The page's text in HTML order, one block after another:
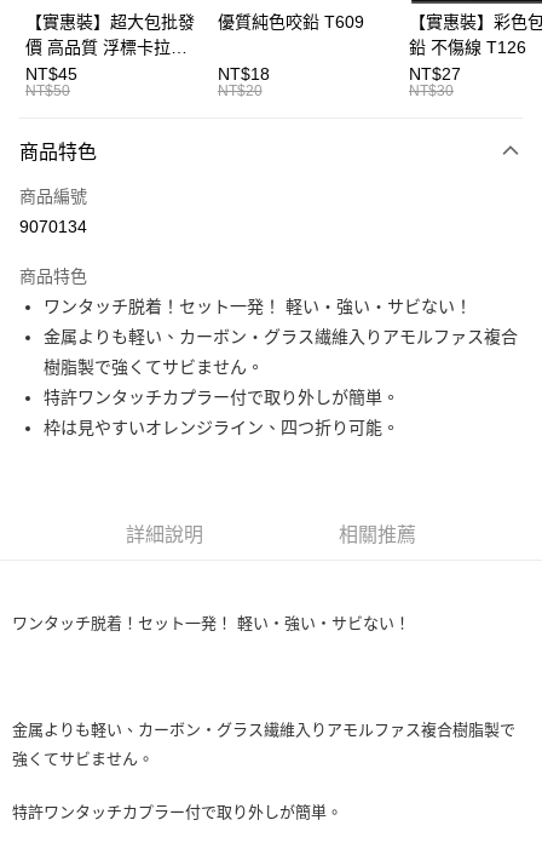
臺灣中小企業銀行
台中商業銀行
匯豐（台灣）商業銀行
華泰商業銀行
聯邦商業銀行
元大商業銀行
台灣樂天信用卡公司
大哥付你分期
相關說明
2.付款方式選擇「大哥付你分期」，訂單成立後會自動跳轉到大哥付的交易
成交易。
4.訂單成立30分鐘內，如未前往確認交易或遇審核未通過，訂單將自動取
法說明評估內容。
【繳款方式說明】
1.分期款項不併入電信帳單，「大哥付你分期」於每月結算日後寄送繳費提
醒簡訊。
2.透過簡訊連結打開帳單後，可選擇「超商條碼／台灣大直營門市／銀行轉
帳／街口支付／iPASS MONEY」等通路繳費。
【注意事項】
2.基於同意付款使用「大哥付你分期」之契約關係目的，商店將以您的個人
資料（包含姓名、電話或地址）提供予台灣大哥大進項蒐集、處理及利用，
相關說明
AFTEE先享後付是「在收到商品之後才付款」的支付方式。 讓您購物簡單
便利好安心！
２．便利：只要手機號碼，簡訊認證，即可結帳。
【「AFTEE先享後付」結帳流程】
１．於結帳方式選擇「AFTEE先享後付」後，將跳轉至「AFTEE先享後付」
結帳頁面，進行簡訊認證並確認金額後，即可完成結帳。
２．訂單成立數日內，您將收到繳費通知簡訊。
３．收到繳費通知簡訊後14天內，點擊此簡訊中的連結，可透過四大超商／
※ 交易是否成功請以「AFTEE先享後付 」之結帳頁面顯示為準，若有關於
【注意事項】
https://aftee.tw/terms/#terms3
３．未成年的使用者請事先徵得法定代理人或監護人之同意方可使用
「AFTEE先享後付」，若未經同意申辦者引起之損失，本公司不負相關責
４．使用「AFTEE先享後付」時，將依據個別帳號之用戶狀況，依本公司即
ATM付款
運送方式
一般宅配（門市自取請勿下單，請聯繫客服）
每筆NT$100，滿NT$2,000(含以上)免運費
離島一般宅配
每筆NT$200，滿NT$3,000(含以上)免運費
【實惠裝】超大包批發
價 高品質 浮標卡拉棒
20入 T086
NT$45
NT$50
優質純色咬鉛 T609
NT$18
NT$20
【實惠裝】彩色
鉛 不傷線 T126
NT$27
NT$30
商品特色
商品編號
9070134
商品特色
ワンタッチ脱着！セット一発！ 軽い・強い・サビない！
金属よりも軽い、カーボン・グラス繊維入りアモルファス複合
樹脂製で強くてサビません。
特許ワンタッチカプラー付で取り外しが簡単。
枠は見やすいオレンジライン、四つ折り可能。
詳細說明 相關推薦
ワンタッチ脱着！セット一発！ 軽い・強い・サビない！
金属よりも軽い、カーボン・グラス繊維入りアモルファス複合樹脂製で
強くてサビません。
特許ワンタッチカプラー付で取り外しが簡単。